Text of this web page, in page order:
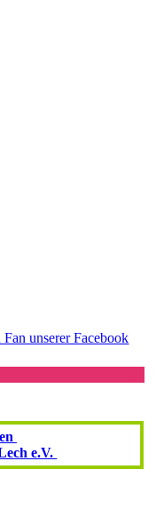
unserer Facebook
e.V.